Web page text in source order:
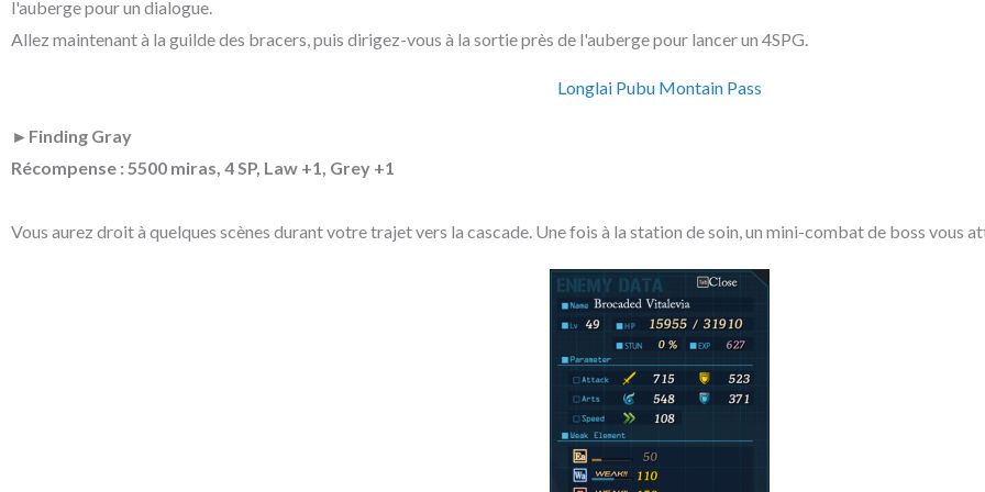
l'auberge pour un dialogue.
Allez maintenant à la guilde des bracers, puis dirigez-vous à la sortie près de l'auberge pour lancer un 4SPG.
Longlai Pubu Montain Pass
►Finding Gray
Récompense : 5500 miras, 4 SP, Law +1, Grey +1
Vous aurez droit à quelques scènes durant votre trajet vers la cascade. Une fois à la station de soin, un mini-combat de boss vous